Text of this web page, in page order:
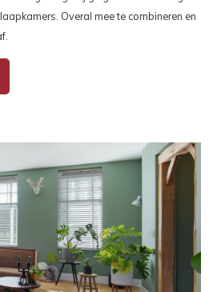
Overal mee te combineren en